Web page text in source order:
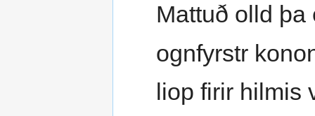
Mattuð olld þa
ognfyrstr
liop firir hilmis